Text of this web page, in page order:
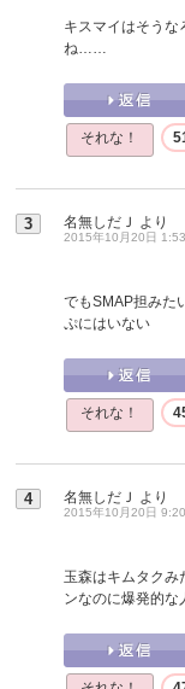
キスマイはそうな
ね……
それな！
3 名無しだＪ より
2015年10月20日
でもSMAP担みた
ぷにはいない
それな！
4 名無しだＪ より
2015年10月20日
玉森はキムタクみ
ンなのに爆発的な